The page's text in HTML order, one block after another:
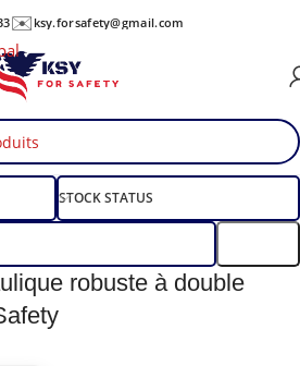
✉️ ksy.forsafety@gmail.com
STOCK STATUS
robuste à double